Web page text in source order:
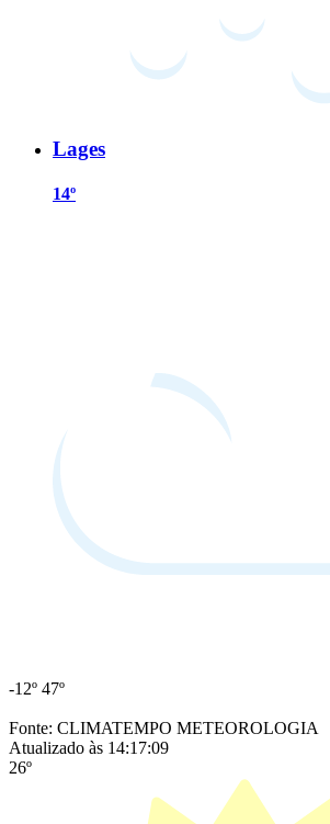
Lages
14º
-12º 47º
Fonte: CLIMATEMPO METEOROLOGIA
Atualizado às 14:17:09
26º